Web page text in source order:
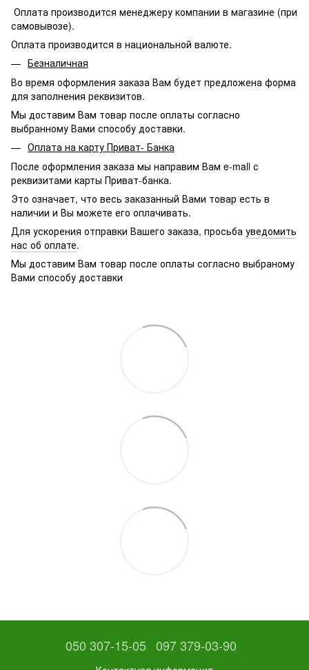
Оплата производится менеджеру компании в магазине (при
самовывозе).
Оплата производится в национальной валюте.
Безналичная
Во время оформления заказа Вам будет предложена форма
для заполнения реквизитов.
Мы доставим Вам товар после оплаты согласно
выбранному Вами способу доставки.
Оплата на карту Приват- Банка
После оформления заказа мы направим Вам e-mall с
реквизитами карты Приват-банка.
Это означает, что весь заказанный Вами товар есть в
наличии и Вы можете его оплачивать.
Для ускорения отправки Вашего заказа, просьба уведомить
нас об оплате.
Мы доставим Вам товар после оплаты согласно выбраному
Вами способу доставки
050 307-15-05 097 379-03-90